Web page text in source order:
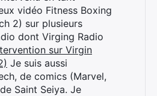
vidéo Fitness Boxing
2) sur plusieurs
dont Virging Radio
sur Virgin
Je suis aussi
de comics (Marvel,
Saint Seiya. Je